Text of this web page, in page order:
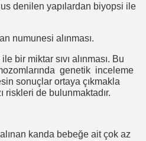
denilen yapılardan biyopsi ile
numunesi alınması.
bir miktar sıvı alınması. Bu
genetik inceleme
sonuçlar ortaya çıkmakla
de bulunmaktadır.
kanda bebeğe ait çok az